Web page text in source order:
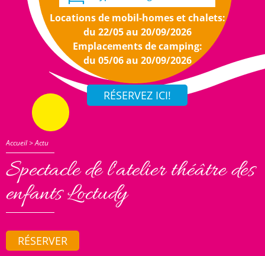
Locations de mobil-homes et chalets:
du 22/05 au 20/09/2026
Emplacements de camping:
du 05/06 au 20/09/2026
Accueil>Actu
Spectacle de l'atelier théâtre des
enfants Loctudy
RÉSERVER